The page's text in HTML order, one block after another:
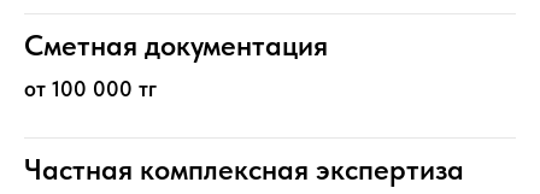
Сметная документация
от 100 000 тг
Частная комплексная экспертиза